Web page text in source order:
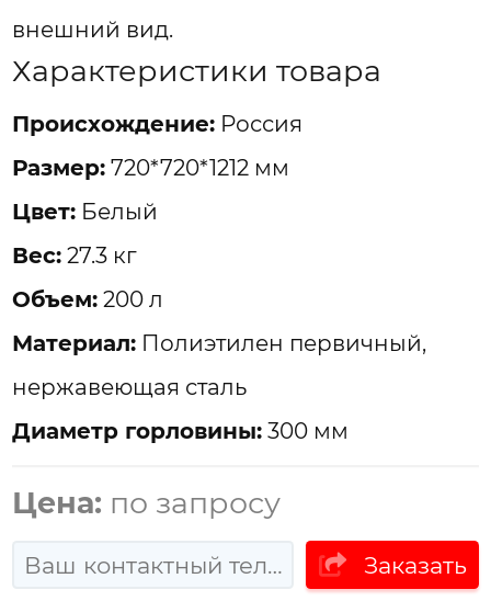
внешний вид.
Характеристики товара
Проиcхождение: Россия
Размер: 720*720*1212 мм
Цвет: Белый
Вес: 27.3 кг
Объем: 200 л
Материал: Полиэтилен первичный,
нержавеющая сталь
Диаметр горловины: 300 мм
Цена: по запросу
Заказать